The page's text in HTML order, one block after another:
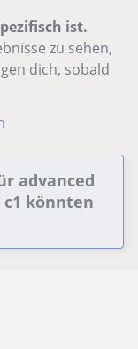
ist.
zu sehen,
dich, sobald
advanced
könnten